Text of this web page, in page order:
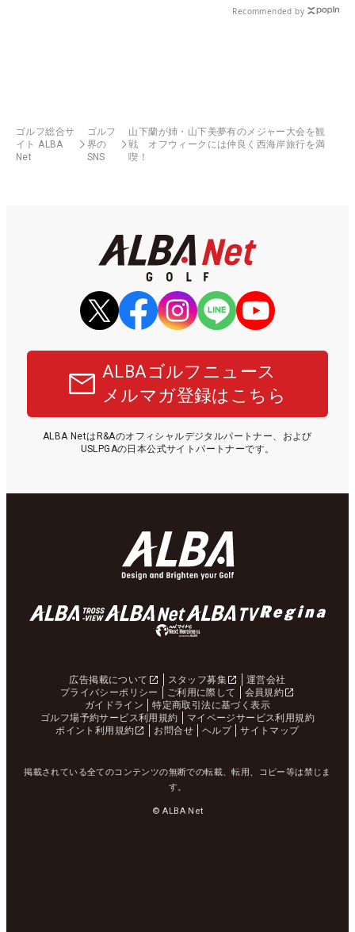
Recommended by
ゴルフ総合サ
イト ALBA
Net
ゴルフ
界の
SNS
山下蘭が姉・山下美夢有のメジャー大会を観
戦 オフウィークには仲良く西海岸旅行を満
喫！
ALBAゴルフニュース
メルマガ登録はこちら
ALBA NetはR&Aのオフィシャルデジタルパートナー、および
USLPGAの日本公式サイトパートナーです。
広告掲載について スタッフ募集
運営会社
プライバシーポリシー
ご利用に際して
会員規約
ガイドライン
特定商取引法に基づく表示
ゴルフ場予約サービス利用規約
マイページサービス利用規約
ポイント利用規約
お問合せ ヘルプ サイトマップ
掲載されている全てのコンテンツの無断での転載、転用、コピー等は禁じま
す。
© ALBA Net